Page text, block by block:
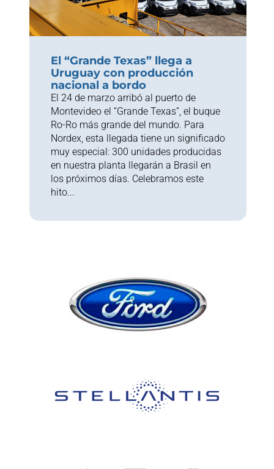
El “Grande Texas” llega a
Uruguay con producción
nacional a bordo
El 24 de marzo arribó al puerto de
Montevideo el “Grande Texas”, el buque
Ro-Ro más grande del mundo. Para
Nordex, esta llegada tiene un significado
muy especial: 300 unidades producidas
en nuestra planta llegarán a Brasil en
los próximos días. Celebramos este
hito...